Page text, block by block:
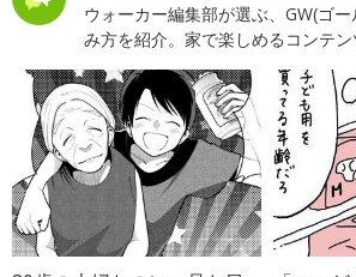
ウォーカー編集部が選ぶ、GW(ゴ
み方を紹介。家で楽しめるコンテン